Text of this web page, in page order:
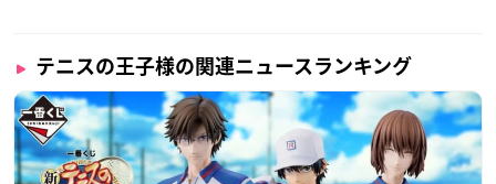
テニスの王子様の関連ニュースランキング